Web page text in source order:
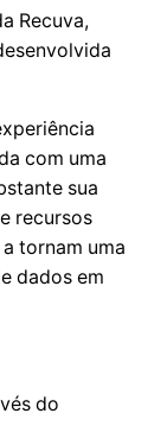
Recuva,
com uma
sua
recursos
tornam uma
dados em
do